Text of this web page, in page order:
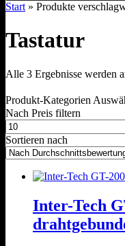
Start » Produkte
Tastatur
Alle 3 Ergebnisse werden
Produkt-Kategorien
Nach Preis filtern
Min.
Preis
Sortieren nach
Inter-Tech